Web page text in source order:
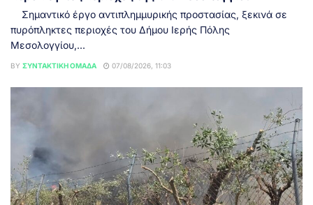
Σημαντικό έργο αντιπλημμυρικής προστασίας, ξεκινά σε
πυρόπληκτες περιοχές του Δήμου Ιερής Πόλης
Μεσολογγίου,...
BY ΣΥΝΤΑΚΤΙΚΉ ΟΜΆΔΑ 07/08/2026, 11:03